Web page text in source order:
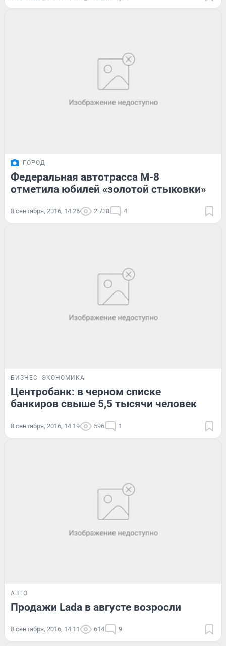
ГОРОД
Федеральная автотрасса М-8
отметила юбилей «золотой стыковки»
8 сентября, 2016, 14:26 2 738 4
БИЗНЕС ЭКОНОМИКА
Центробанк: в черном списке
банкиров свыше 5,5 тысячи человек
8 сентября, 2016, 14:19 596 1
АВТО
Продажи Lada в августе возросли
8 сентября, 2016, 14:11 614 9